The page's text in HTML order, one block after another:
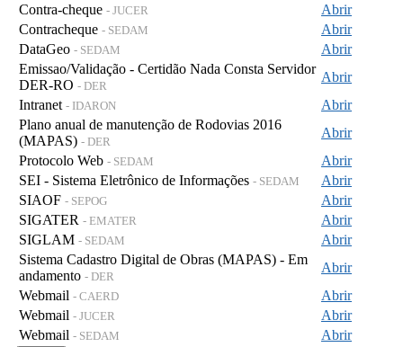
Contra-cheque - JUCER
Abrir
Contracheque - SEDAM
Abrir
DataGeo - SEDAM
Abrir
Emissao/Validação - Certidão Nada Consta Servidor
DER-RO - DER
Abrir
Intranet - IDARON
Abrir
Plano anual de manutenção de Rodovias 2016
(MAPAS) - DER
Abrir
Protocolo Web - SEDAM
Abrir
SEI - Sistema Eletrônico de Informações - SEDAM
Abrir
SIAOF - SEPOG
Abrir
SIGATER - EMATER
Abrir
SIGLAM - SEDAM
Abrir
Sistema Cadastro Digital de Obras (MAPAS) - Em
andamento - DER
Abrir
Webmail - CAERD
Abrir
Webmail - JUCER
Abrir
Webmail - SEDAM Abrir